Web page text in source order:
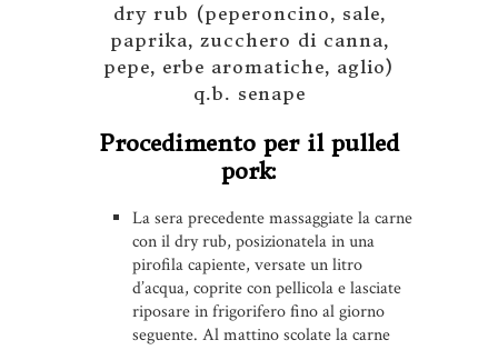
dry rub (peperoncino, sale,
paprika, zucchero di canna,
pepe, erbe aromatiche, aglio)
q.b. senape
Procedimento per il pulled
pork:
La sera precedente massaggiate la carne
con il dry rub, posizionatela in una
pirofila capiente, versate un litro
d’acqua, coprite con pellicola e lasciate
riposare in frigorifero fino al giorno
seguente. Al mattino scolate la carne